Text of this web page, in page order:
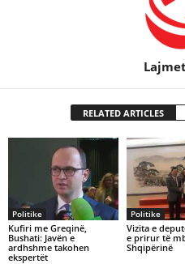
RELATED ARTICLES
Politike
Kufiri me Greqinë,
Bushati: Javën e
ardhshme takohen
ekspertët
Politike
Vizita e
e prirur të
Shqipërinë